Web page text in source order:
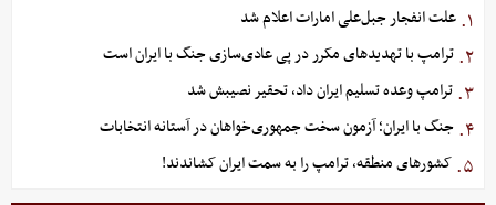
۱. علت انفجار جبل‌علی امارات اعلام شد
۲. ترامپ با تهدیدهای مکرر در پی عادی‌سازی جنگ با ایران است
۳. ترامپ وعده تسلیم ایران داد، تحقیر نصیبش شد
۴. جنگ با ایران؛ آزمون سخت جمهوری‌خواهان در آستانه انتخابات
۵. کشورهای منطقه، ترامپ را به سمت ایران کشاندند!